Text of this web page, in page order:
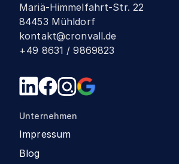
Mariä-Himmelfahrt-Str. 22
84453 Mühldorf
kontakt@cronvall.de
+49 8631 / 9869823
Unternehmen
Impressum
Blog